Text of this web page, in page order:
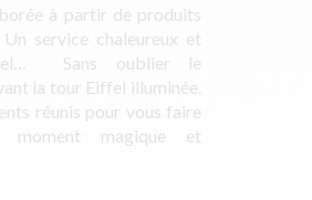
à partir de produits
service chaleureux et
Sans oublier le
la tour Eiffel illuminée.
réunis pour vous faire
moment magique et